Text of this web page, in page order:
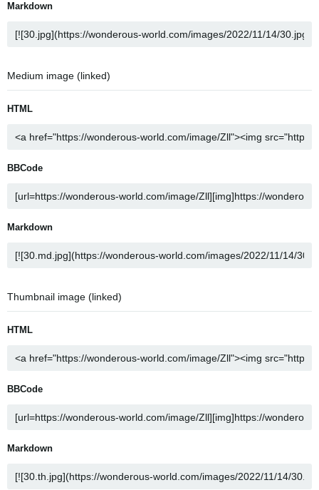
Markdown
Medium image (linked)
HTML
BBCode
Markdown
Thumbnail image (linked)
HTML
BBCode
Markdown